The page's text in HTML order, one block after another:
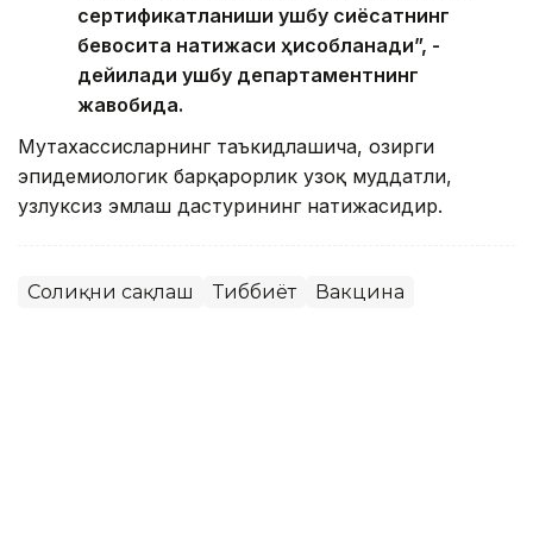
сертификатланиши ушбу сиёсатнинг
бевосита натижаси ҳисобланади”, -
дейилади ушбу департаментнинг
жавобида.
Мутахассисларнинг таъкидлашича, ҳозирги
эпидемиологик барқарорлик узоқ муддатли,
узлуксиз эмлаш дастурининг натижасидир.
Соғлиқни сақлаш Тиббиёт Вакцина